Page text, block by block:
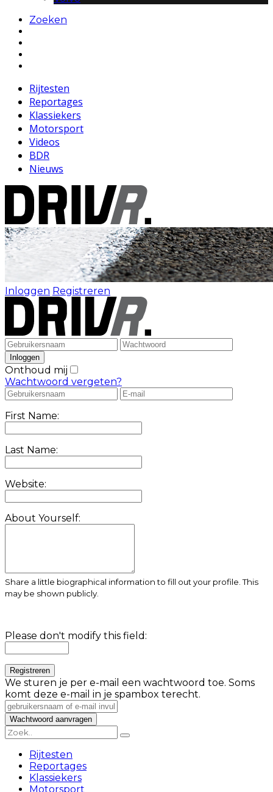
Zoeken
Rijtesten
Reportages
Klassiekers
Motorsport
Videos
BDR
Nieuws
Inloggen Registreren
Onthoud mij
Wachtwoord vergeten?
First Name:
Last Name:
Website:
About Yourself:
Share a little biographical information to fill out your profile. This
may be shown publicly.
Please don't modify this field:
We sturen je per e-mail een wachtwoord toe. Soms
komt deze e-mail in je spambox terecht.
Rijtesten
Reportages
Klassiekers
Motorsport